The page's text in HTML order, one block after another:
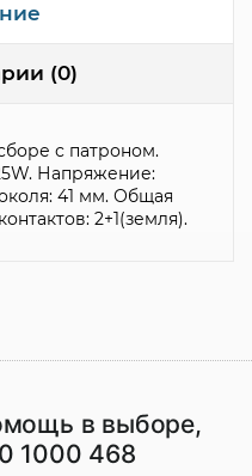
(0)
с патроном.
Напряжение:
41 мм. Общая
2+1(земля).
в выборе,
1000 468